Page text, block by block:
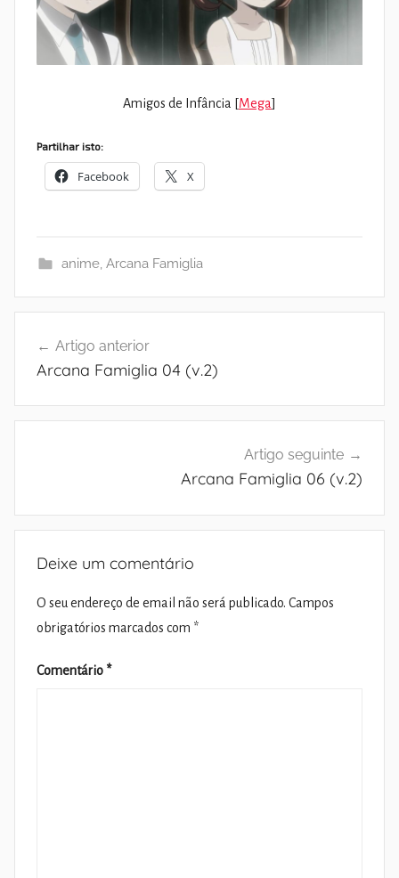
Amigos de Infância [Mega]
Partilhar isto:
Facebook X
anime, Arcana Famiglia
Artigo anterior
Arcana Famiglia 04 (v.2)
Artigo seguinte
Arcana Famiglia 06 (v.2)
Deixe um comentário
O seu endereço de email não será publicado. Campos
obrigatórios marcados com *
Comentário *